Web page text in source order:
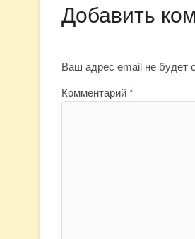
Добавить
Ваш адрес email не будет
Комментарий*